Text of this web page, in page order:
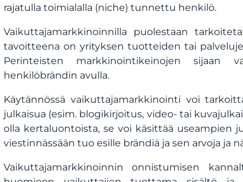
rajatulla toimialalla (niche) tunnettu henkilö.
Vaikuttajamarkkinoinnilla puolestaan
tavoitteena on yrityksen tuotteiden tai
Perinteisten markkinointikeinojen sijaan
henkilöbrändin avulla.
Käytännössä vaikuttajamarkkinointi voi
julkaisua (esim. blogikirjoitus, video- tai
olla kertaluontoista, se voi käsittää useampien
viestinnässään tuo esille brändiä ja sen arvoja ja
Vaikuttajamarkkinoinnin onnistumisen